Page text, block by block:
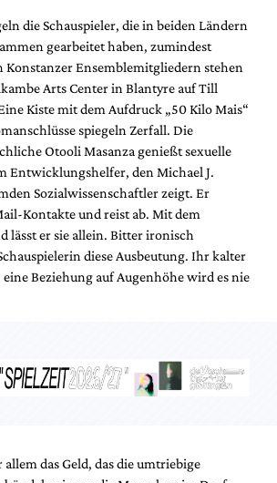
die Schauspieler, die in beiden Ländern
gearbeitet haben, zumindest
Konstanzer Ensemblemitgliedern stehen
Arts Center in Blantyre auf Till
Kiste mit dem Aufdruck „50 Kilo Mais“
spiegeln Zerfall. Die
Otooli Masanza genießt sexuelle
Entwicklungshelfer, den Michael J.
Sozialwissenschaftler zeigt. Er
Kontakte und reist ab. Mit dem
lässt er sie allein. Bitter ironisch
diese Ausbeutung. Ihr kalter
Beziehung auf Augenhöhe wird es nie
das Geld, das die umtriebige